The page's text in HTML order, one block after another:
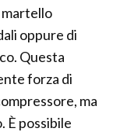
oppure di
Questa
forza di
ma
È possibile